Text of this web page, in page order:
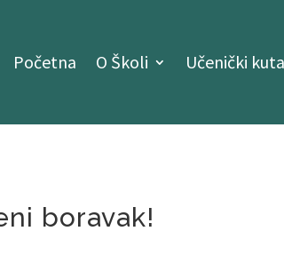
Početna O Školi Učenički
boravak!